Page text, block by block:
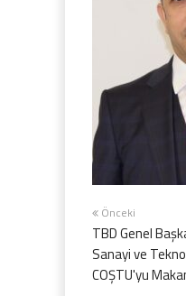
Önceki
TBD Genel
Sanayi ve
COŞTU'yu